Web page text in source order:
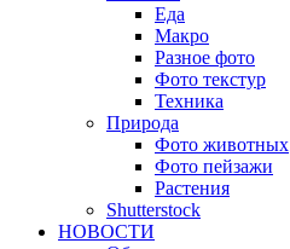
Еда
Макро
Разное фото
Фото текстур
Техника
Природа
Фото животных
Фото пейзажи
Растения
Shutterstock
НОВОСТИ